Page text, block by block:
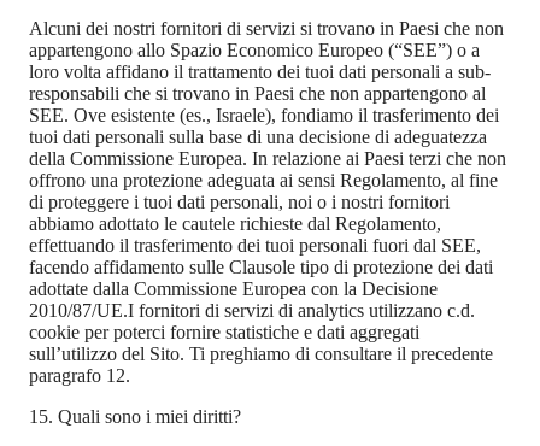
Alcuni dei nostri fornitori di servizi si trovano in Paesi che non
appartengono allo Spazio Economico Europeo (“SEE”) o a
loro volta affidano il trattamento dei tuoi dati personali a sub-
responsabili che si trovano in Paesi che non appartengono al
SEE. Ove esistente (es., Israele), fondiamo il trasferimento dei
tuoi dati personali sulla base di una decisione di adeguatezza
della Commissione Europea. In relazione ai Paesi terzi che non
offrono una protezione adeguata ai sensi Regolamento, al fine
di proteggere i tuoi dati personali, noi o i nostri fornitori
abbiamo adottato le cautele richieste dal Regolamento,
effettuando il trasferimento dei tuoi personali fuori dal SEE,
facendo affidamento sulle Clausole tipo di protezione dei dati
adottate dalla Commissione Europea con la Decisione
2010/87/UE.I fornitori di servizi di analytics utilizzano c.d.
cookie per poterci fornire statistiche e dati aggregati
sull’utilizzo del Sito. Ti preghiamo di consultare il precedente
paragrafo 12.
15. Quali sono i miei diritti?